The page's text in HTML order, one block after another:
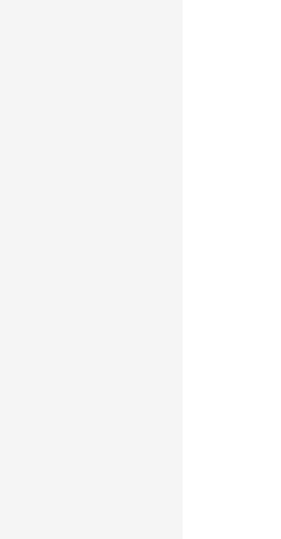
bohatých výživných vlastností